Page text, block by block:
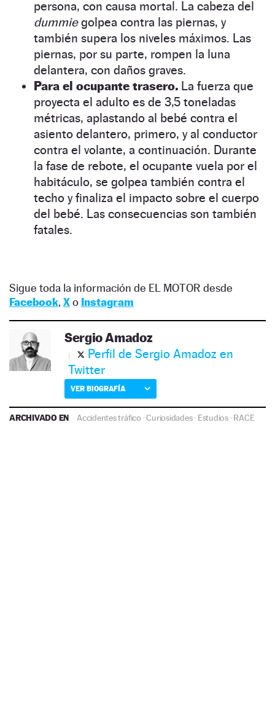
persona, con causa mortal. La cabeza del
dummiegolpea contra las piernas, y
también supera los niveles máximos. Las
piernas, por su parte, rompen la luna
delantera, con daños graves.
Para el ocupante trasero. La fuerza que
proyecta el adulto es de 3,5 toneladas
métricas, aplastando al bebé contra el
asiento delantero, primero, y al conductor
contra el volante, a continuación. Durante
la fase de rebote, el ocupante vuela por el
habitáculo, se golpea también contra el
techo y finaliza el impacto sobre el cuerpo
del bebé. Las consecuencias son también
fatales.
Sigue toda la información de EL MOTOR desde
Facebook, Xo Instagram
Sergio Amadoz
Perfil de Sergio Amadoz en
Twitter
VER BIOGRAFÍA
ARCHIVADO EN Accidentes tráfico ·Curiosidades· Estudios·RACE